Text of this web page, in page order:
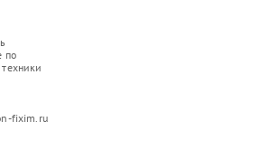
по
fixim.ru